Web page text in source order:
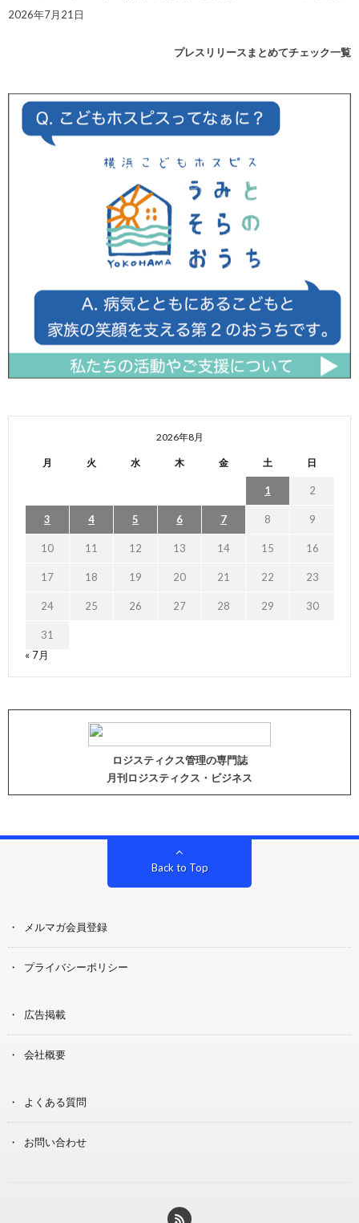
2026年7月21日
プレスリリースまとめてチェック一覧
2026年8月
月 火 水 木 金 土 日
1 2
3 4 5 6 7 8 9
10 11 12 13 14 15 16
17 18 19 20 21 22 23
24 25 26 27 28 29 30
31
« 7月
ロジスティクス管理の専門誌
月刊ロジスティクス・ビジネス
Back to Top
メルマガ会員登録
プライバシーポリシー
広告掲載
会社概要
よくある質問
お問い合わせ